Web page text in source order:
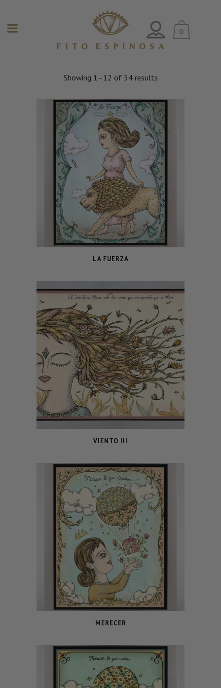
0
Showing 1–12 of 54 results
LA FUERZA
VIENTO III
MERECER